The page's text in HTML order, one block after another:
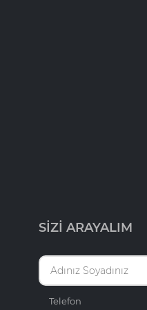
SİZİ ARAYALIM
Telefon